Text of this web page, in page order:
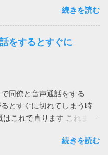
で462件の破損されたレジス
た。パソコンをクリーン
マンスを向上させましょ
題は、パソコンの速度低
にはクラッシュの原因と
のパフォーマンス向上に
ノートンがこんな、レジ
からと不安をあおって、
るとは。 親曰く「レジスト
続きを読む
をするとすぐに
同僚と音声通話をする
とすぐに切れてしまう時
はこれで直ります これまで
トする サインインし直す ア
続きを読む